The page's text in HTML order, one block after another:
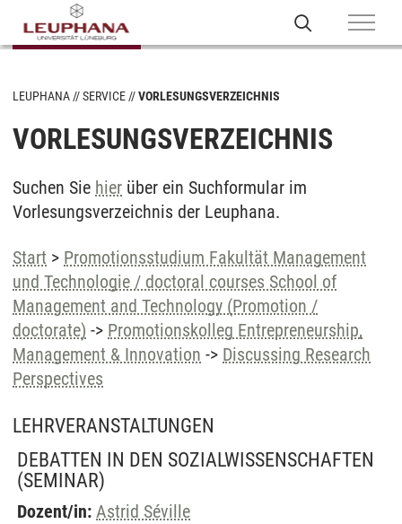
LEUPHANA SERVICE VORLESUNGSVERZEICHNIS
VORLESUNGSVERZEICHNIS
Suchen Sie hier über ein Suchformular im
Vorlesungsverzeichnis der Leuphana.
Start > Promotionsstudium Fakultät Management
und Technologie / doctoral courses School of
Management and Technology (Promotion /
doctorate) -> Promotionskolleg Entrepreneurship,
Management & Innovation -> Discussing Research
Perspectives
LEHRVERANSTALTUNGEN
DEBATTEN IN DEN SOZIALWISSENSCHAFTEN
(SEMINAR)
Dozent/in: Astrid Séville